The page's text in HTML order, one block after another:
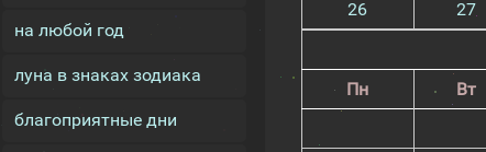
на любой год
луна в знаках зодиака
благоприятные дни
26
27
Пн
Вт